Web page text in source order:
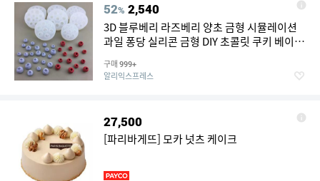
52% 2,540
3D 블루베리 라즈베리 양초 금형 시뮬레이션
과일 퐁당 실리콘 금형 DIY 초콜릿 쿠키 베이킹
구매 999+
알리익스프레스
27,500
[파리바게뜨] 모카 넛츠 케이크